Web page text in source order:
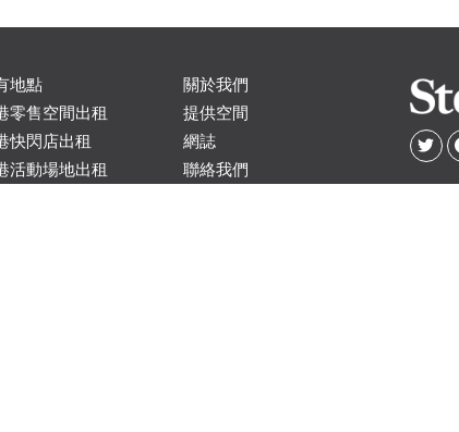
地點
零售空間出租
快閃店出租
活動場地出租
關於我們
提供空間
網誌
聯絡我們